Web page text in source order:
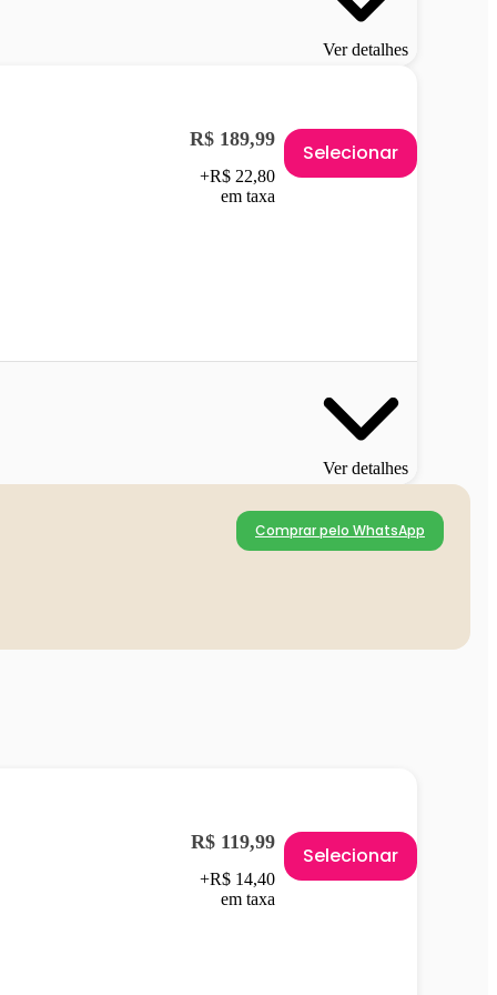
Ver detalhes
R$ 189,99
+R$ 22,80
em taxa
Selecionar
Ver detalhes
Comprar pelo WhatsApp
R$ 119,99
+R$ 14,40
em taxa
Selecionar